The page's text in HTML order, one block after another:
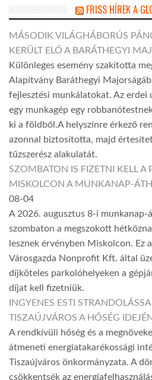
FRISS HÍREK A
MÁSODIK VILÁGHÁBORÚS
KERÜLT ELŐ A BARÁTHEGYI
Különleges esemény szakította
Alapítvány Baráthegyi
fejlesztési munkálatokat. Az erdei
egy munkagép egy
ki a földből.A helyszínre érkező
azonnal biztosította, majd
tűzszerész alakulatát.
SZOMBATON IS FIZETNI KELL A
MISKOLCON A MUNKANAP-
08-04
A 2026. augusztus 8-i munkanap-
szombaton a megszokott
lesznek érvényben Miskolcon. Ez
Városgazda Nonprofit Kft. által
díjköteles parkolóhelyeken a
díjat kell fizetniük.
INGYENES ESTI
TISZAÚJVÁROS A HŐSÉG IDEJÉN
A rendkívüli hőség és a
átmeneti energiatakarékossági
Tiszaújváros önkormányzata. A
csökkentsék az